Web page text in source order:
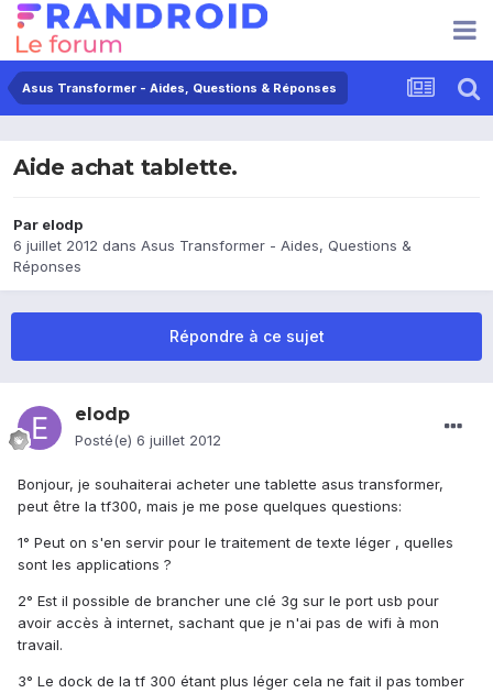
Asus Transformer - Aides, Questions & Réponses
Aide achat tablette.
Par elodp
6 juillet 2012 dans Asus Transformer - Aides, Questions &
Réponses
Répondre à ce sujet
elodp
Posté(e) 6 juillet 2012
Bonjour, je souhaiterai acheter une tablette asus transformer,
peut être la tf300, mais je me pose quelques questions:
1° Peut on s'en servir pour le traitement de texte léger , quelles
sont les applications ?
2° Est il possible de brancher une clé 3g sur le port usb pour
avoir accès à internet, sachant que je n'ai pas de wifi à mon
travail.
3° Le dock de la tf 300 étant plus léger cela ne fait il pas tomber